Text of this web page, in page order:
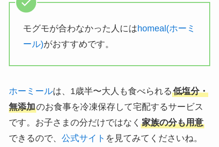
モグモが合わなかった人にはhomeal(ホーミ
ール)がおすすめです。
ホーミールは、1歳半〜大人も食べられる低塩分・
無添加のお食事を冷凍保存して宅配するサービス
です。お子さまの分だけではなく 家族の分も用意
できるので、 公式サイト を見てみてくださいね。